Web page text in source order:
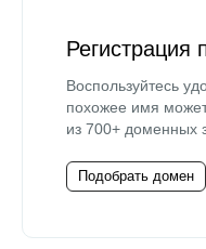
Регистрация
Воспользуйтесь
похожее имя
из 700+ доменных
Подобрать домен